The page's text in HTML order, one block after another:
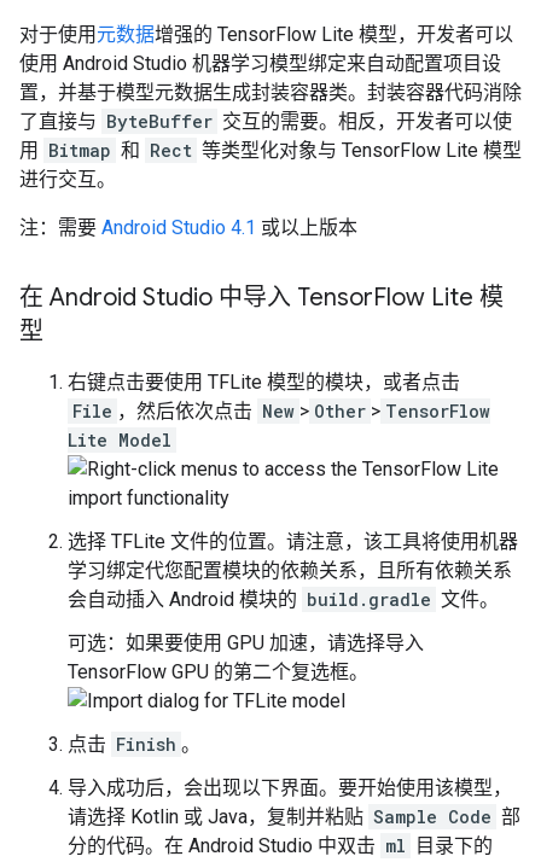
对于使用 元数据增强的 TensorFlow Lite 模型，开发者可以
使用 Android Studio 机器学习模型绑定来自动配置项目设
置，并基于模型元数据生成封装容器类。封装容器代码消除
了直接与 ByteBuffer 交互的需要。相反，开发者可以使
用
Bitmap 和 Rect 等类型化对象与 TensorFlow Lite 模型
进行交互。
注：需要 Android Studio 4.1 或以上版本
在 Android Studio 中导入 TensorFlow Lite 模
型
右键点击要使用 TFLite 模型的模块，或者点击
File ，然后依次点击 New > Other > TensorFlow
Lite Model
选择 TFLite 文件的位置。请注意，该工具将使用机器
学习绑定代您配置模块的依赖关系，且所有依赖关系
会自动插入 Android 模块的 build.gradle 文件。
可选：如果要使用 GPU 加速，请选择导入
TensorFlow GPU 的第二个复选框。
点击 Finish 。
导入成功后，会出现以下界面。要开始使用该模型，
请选择 Kotlin 或 Java，复制并粘贴 Sample Code 部
分的代码。在 Android Studio 中双击 ml
目录下的